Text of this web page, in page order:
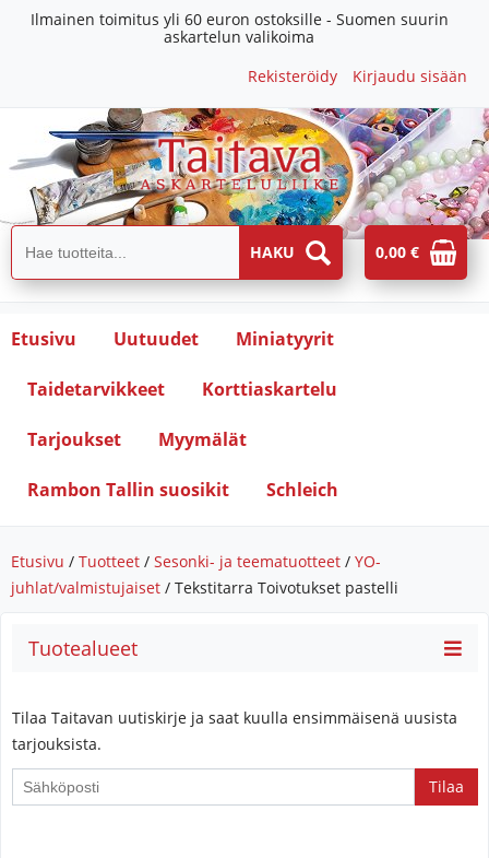
Ilmainen toimitus yli 60 euron ostoksille - Suomen suurin
askartelun valikoima
Rekisteröidy
Kirjaudu sisään
0,00 €
Etusivu Uutuudet Miniatyyrit
Taidetarvikkeet Korttiaskartelu
Tarjoukset Myymälät
Rambon Tallin suosikit Schleich
Etusivu / Tuotteet / Sesonki- ja teematuotteet / YO-
juhlat/valmistujaiset / Tekstitarra Toivotukset pastelli
Tuotealueet
Tilaa Taitavan uutiskirje ja saat kuulla ensimmäisenä uusista
tarjouksista.
you